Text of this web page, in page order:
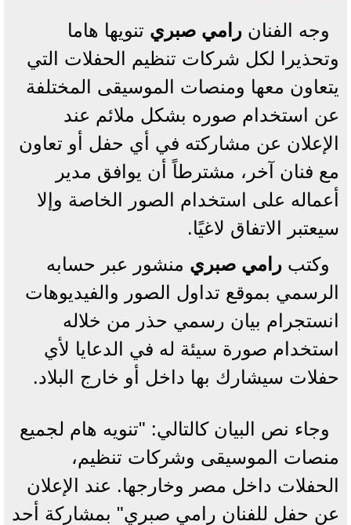
وجه الفنان رامي صبري تنويها هاما
وتحذيرا لكل شركات تنظيم الحفلات التي
يتعاون معها ومنصات الموسيقى المختلفة
عن استخدام صوره بشكل ملائم عند
الإعلان عن مشاركته في أي حفل أو تعاون
مع فنان آخر، مشترطاً أن يوافق مدير
أعماله على استخدام الصور الخاصة وإلا
سيعتبر الاتفاق لاغيًا.
وكتب رامي صبري منشور عبر حسابه
الرسمي بموقع تداول الصور والفيديوهات
انستجرام بيان رسمي حذر من خلاله
استخدام صورة سيئة له في الدعايا لأي
حفلات سيشارك بها داخل أو خارج البلاد.
وجاء نص البيان كالتالي: "تنويه هام لجميع
منصات الموسيقى وشركات تنظيم،
الحفلات داخل مصر وخارجها. عند الإعلان
عن حفل للفنان رامي صبري" بمشاركة أحد